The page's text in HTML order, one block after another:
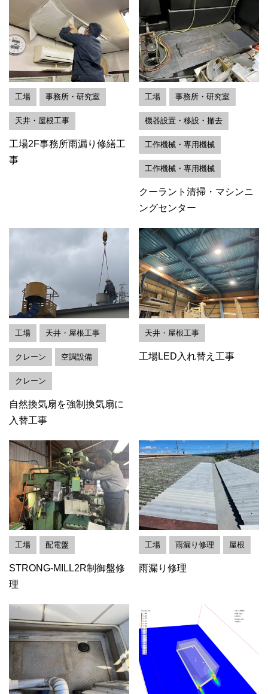
工場 事務所・研究室
天井・屋根工事
工場2F事務所雨漏り修繕工
事
工場 事務所・研究室
機器設置・移設・撤去
工作機械・専用機械
工作機械・専用機械
クーラント清掃・マシンニ
ングセンター
工場 天井・屋根工事
クレーン 空調設備
クレーン
自然換気扇を強制換気扇に
入替工事
天井・屋根工事
工場LED入れ替え工事
工場 配電盤
STRONG-MILL2R制御盤修
理
工場 雨漏り修理 屋根
雨漏り修理